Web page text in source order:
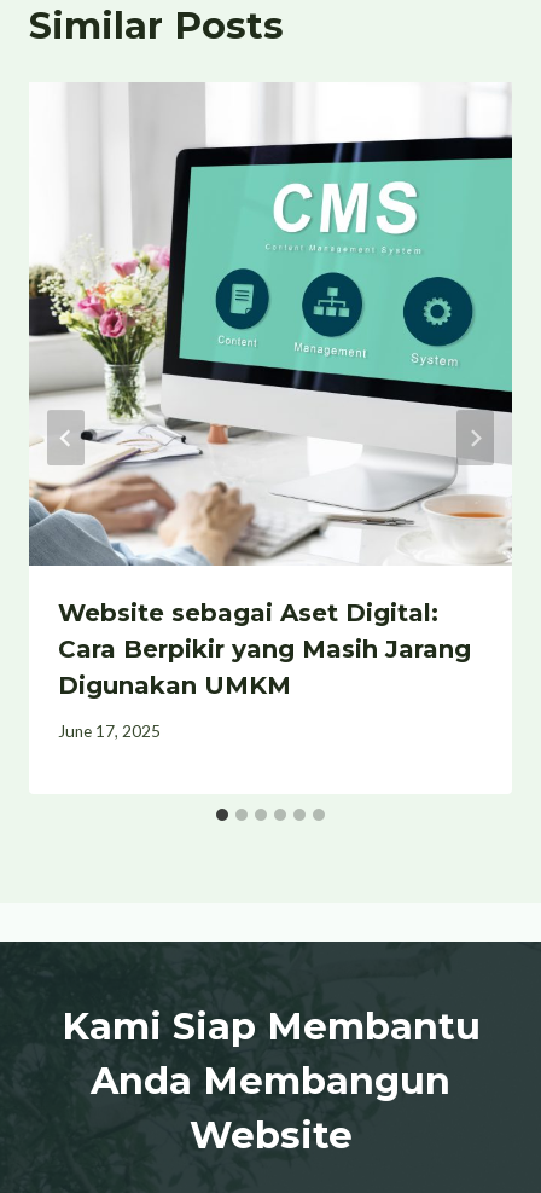
Similar Posts
Website sebagai Aset Digital:
Cara Berpikir yang Masih Jarang
Digunakan UMKM
June 17, 2025
Kami Siap Membantu
Anda Membangun
Website